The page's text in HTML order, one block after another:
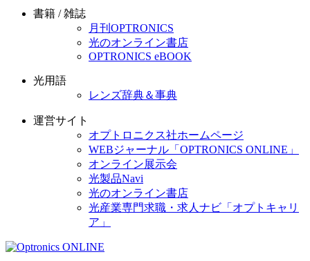
書籍 / 雑誌
月刊OPTRONICS
光のオンライン書店
OPTRONICS eBOOK
光用語
レンズ辞典＆事典
運営サイト
オプトロニクス社ホームページ
WEBジャーナル「OPTRONICS ONLINE」
オンライン展示会
光製品Navi
光のオンライン書店
光産業専門求職・求人ナビ「オプトキャリ
ア」